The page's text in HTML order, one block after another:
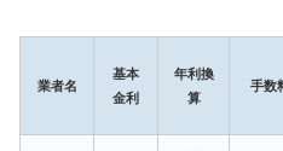
業者名
基本
金利
年利換
算
手数